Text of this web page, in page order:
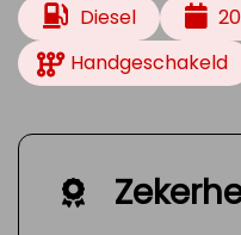
Diesel
Handgeschakeld